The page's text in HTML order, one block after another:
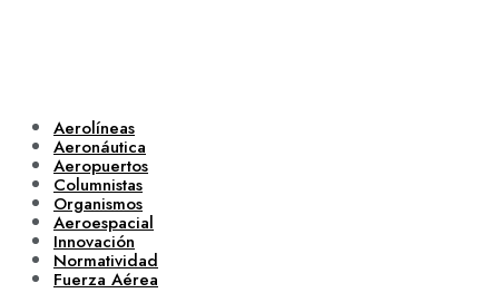
Aerolíneas
Aeronáutica
Aeropuertos
Columnistas
Organismos
Aeroespacial
Innovación
Normatividad
Fuerza Aérea